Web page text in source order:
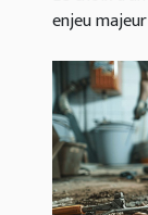
enjeu